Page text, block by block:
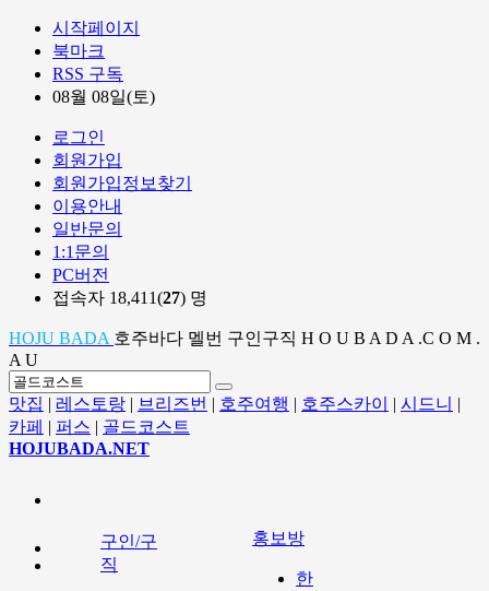
시작페이지
북마크
RSS 구독
08월 08일(토)
로그인
회원가입
회원가입정보찾기
이용안내
일반문의
1:1문의
PC버전
접속자 18,411(27) 명
HOJU BADA 호주바다 멜번 구인구직 H O U B A D A .C O M .
A U
맛집 | 레스토랑 | 브리즈번 | 호주여행 | 호주스카이 | 시드니 |
카페 | 퍼스 | 골드코스트
HOJUBADA.NET
구인/구
직
홍보방
한